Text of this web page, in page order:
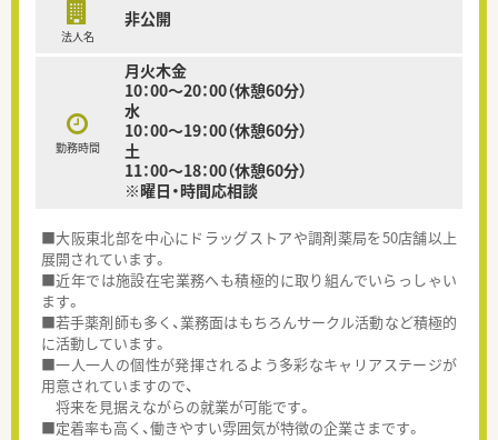
法人名
非公開
勤務時間
月火木金
10：00～20：00（休憩60分）
水
10：00～19：00（休憩60分）
土
11：00～18：00（休憩60分）
※曜日・時間応相談
■大阪東北部を中心にドラッグストアや調剤薬局を50店舗以上
展開されています。
■近年では施設在宅業務へも積極的に取り組んでいらっしゃい
ます。
■若手薬剤師も多く、業務面はもちろんサークル活動など積極的
に活動しています。
■一人一人の個性が発揮されるよう多彩なキャリアステージが
用意されていますので、
将来を見据えながらの就業が可能です。
■定着率も高く、働きやすい雰囲気が特徴の企業さまです。